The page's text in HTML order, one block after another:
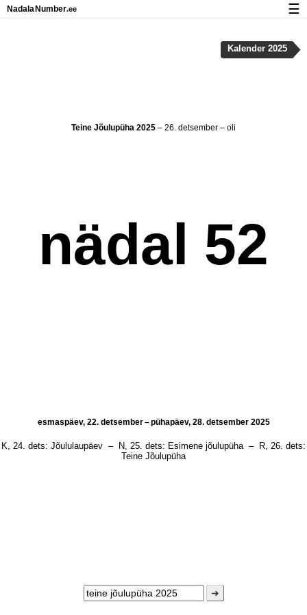
Teine Jõulupüha 2025 – 26. detsember – oli
nädal 52
esmaspäev, 22. detsember – pühapäev, 28. detsember 2025
K, 24. dets: Jõululaupäev – N, 25. dets: Esimene jõulupüha– R, 26. dets:
Teine Jõulupüha
➜
Kalender 2025
Nadala Number.ee ☰